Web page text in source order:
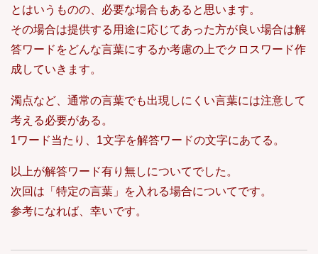
とはいうものの、必要な場合もあると思います。
その場合は提供する用途に応じてあった方が良い場合は解
答ワードをどんな言葉にするか考慮の上でクロスワード作
成していきます。
濁点など、通常の言葉でも出現しにくい言葉には注意して
考える必要がある。
1ワード当たり、1文字を解答ワードの文字にあてる。
以上が解答ワード有り無しについてでした。
次回は「特定の言葉」を入れる場合についてです。
参考になれば、幸いです。